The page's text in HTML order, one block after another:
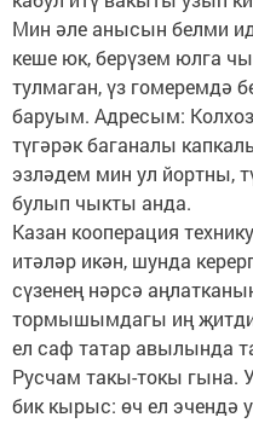
Мин әле анысын белми
кеше юк, берүзем юлга
тулмаган, үз гомеремдә
баруым. Адресым:
түгәрәк баганалы
эзләдем мин ул йортны,
булып чыкты анда.
Казан кооперация
итәләр икән, шунда
сүзенең нәрсә
тормышымдагы иң
ел саф татар авылында
Русчам такы-токы гына.
бик кырыс: өч ел эчендә